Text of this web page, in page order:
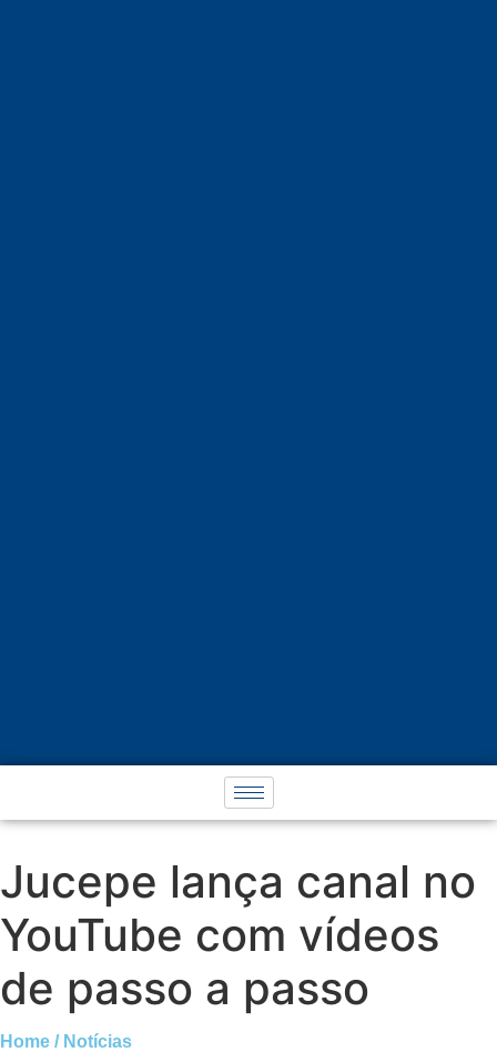
Jucepe lança canal no
YouTube com vídeos
de passo a passo
Home / Notícias